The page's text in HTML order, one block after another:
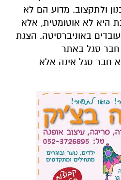
ולתקצוב. מדוע הם לא
היא לא אוטומטית, אלא
באוניברסיטה. הצגת
חבר סגל באתר
חבר סגל אינה אלא